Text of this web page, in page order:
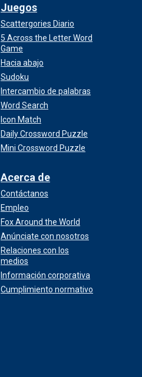
Juegos
Scattergories Diario
5 Across the Letter Word
Game
Hacia abajo
Sudoku
Intercambio de palabras
Word Search
Icon Match
Daily Crossword Puzzle
Mini Crossword Puzzle
Acerca de
Contáctanos
Empleo
Fox Around the World
Anúnciate con nosotros
Relaciones con los
medios
Información corporativa
Cumplimiento normativo